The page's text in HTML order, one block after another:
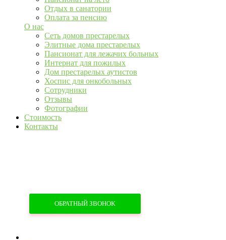
Отдых в санатории
Оплата за пенсию
О нас
Сеть домов престарелых
Элитные дома престарелых
Пансионат для лежачих больных
Интернат для пожилых
Дом престарелых аутистов
Хоспис для онкобольных
Сотрудники
Отзывы
Фотографии
Стоимость
Контакты
ОБРАТНЫЙ ЗВОНОК